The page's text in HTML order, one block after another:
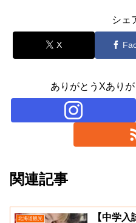
シェ
X
ありがとうXあり
関連記事
北海道観光
【中学